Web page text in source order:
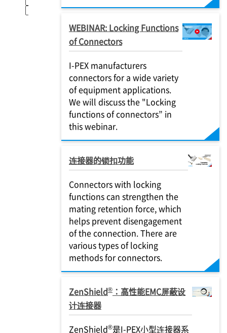
SHIELD FFC
WEBINAR: Locking Functions
of Connectors
I-PEX manufacturers
connectors for a wide variety
of equipment applications.
We will discuss the "Locking
functions of connectors” in
this webinar.
连接器的锁扣功能
Connectors with locking
functions can strengthen the
mating retention force, which
helps prevent disengagement
of the connection. There are
various types of locking
methods for connectors.
ZenShield® ：高性能EMC屏蔽设
计连接器
ZenShield®是I-PEX小型连接器系